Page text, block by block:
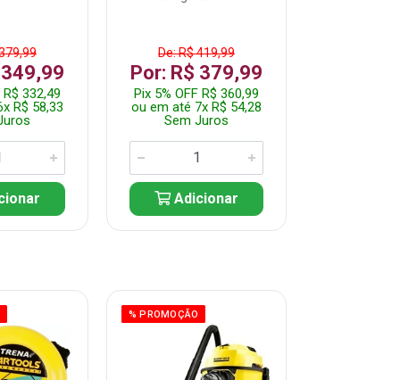
R$ 332,49
R$ 58,33
De: R$ 419,99
Por: R$ 379,99
Pix 5% OFF R$ 360,99
ou em até 7x R$ 54,28
Sem Juros
Adicionar
% PROMOÇÃO